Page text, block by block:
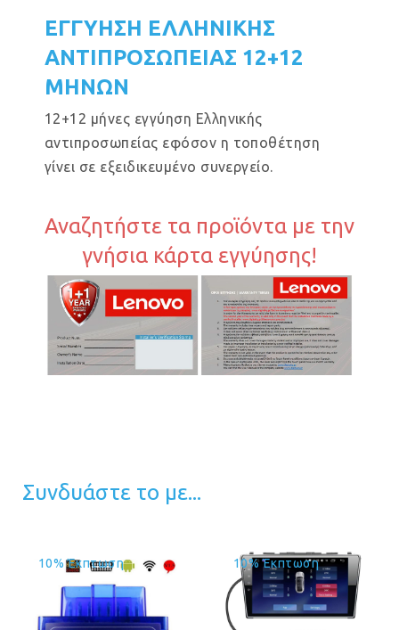
ΕΓΓΥΗΣΗ ΕΛΛΗΝΙΚΗΣ
ΑΝΤΙΠΡΟΣΩΠΕΙΑΣ 12+12
ΜΗΝΩΝ
12+12 μήνες εγγύηση Ελληνικής
αντιπροσωπείας εφόσον η τοποθέτηση
γίνει σε εξειδικευμένο συνεργείο.
Αναζητήστε τα προϊόντα με την
γνήσια κάρτα εγγύησης!
Συνδυάστε το με...
10% Έκπτωση 10% Έκπτωση